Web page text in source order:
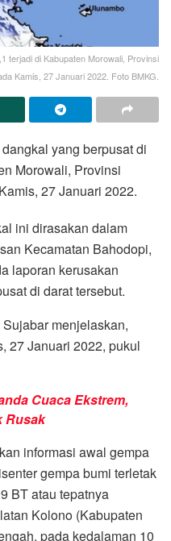
terjadi di Kabupaten Morowali, Provinsi
Kamis, 27 Januari 2022. Foto BMKG.
yang berpusat di
Morowali, Provinsi
27 Januari 2022.
ini dirasakan dalam
Kecamatan Bahodopi,
laporan kerusakan
di darat tersebut.
menjelaskan,
27 Januari 2022, pukul
Cuaca Ekstrem,
Rusak
informasi awal gempa
gempa bumi terletak
BT atau tepatnya
Kolono (Kabupaten
pada kedalaman 10